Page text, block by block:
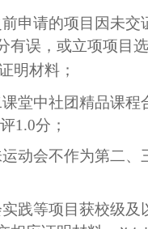
前申请的项目因未交
有误，或立项项目
明材料；
课堂中社团精品课程
1.0分；
运动会不作为第二、
实践等项目获校级及